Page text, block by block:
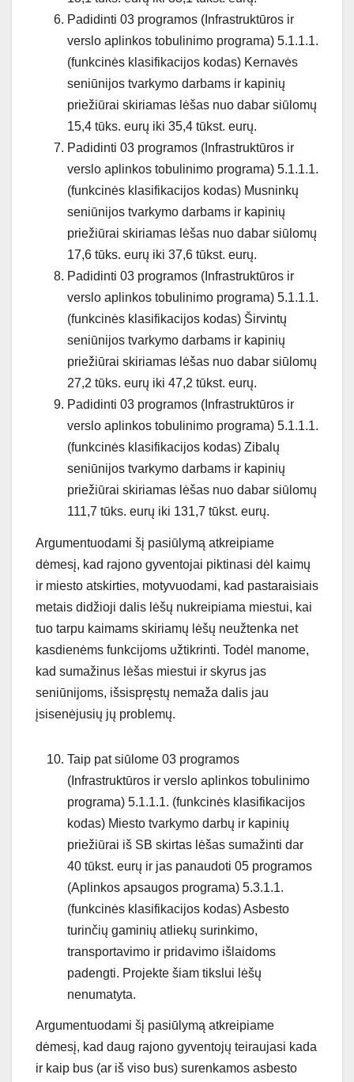
Padidinti 03 programos (Infrastruktūros ir
verslo aplinkos tobulinimo programa) 5.1.1.1.
(funkcinės klasifikacijos kodas) Kernavės
seniūnijos tvarkymo darbams ir kapinių
priežiūrai skiriamas lėšas nuo dabar siūlomų
15,4 tūks. eurų iki 35,4 tūkst. eurų.
Padidinti 03 programos (Infrastruktūros ir
verslo aplinkos tobulinimo programa) 5.1.1.1.
(funkcinės klasifikacijos kodas) Musninkų
seniūnijos tvarkymo darbams ir kapinių
priežiūrai skiriamas lėšas nuo dabar siūlomų
17,6 tūks. eurų iki 37,6 tūkst. eurų.
Padidinti 03 programos (Infrastruktūros ir
verslo aplinkos tobulinimo programa) 5.1.1.1.
(funkcinės klasifikacijos kodas) Širvintų
seniūnijos tvarkymo darbams ir kapinių
priežiūrai skiriamas lėšas nuo dabar siūlomų
27,2 tūks. eurų iki 47,2 tūkst. eurų.
Padidinti 03 programos (Infrastruktūros ir
verslo aplinkos tobulinimo programa) 5.1.1.1.
(funkcinės klasifikacijos kodas) Zibalų
seniūnijos tvarkymo darbams ir kapinių
priežiūrai skiriamas lėšas nuo dabar siūlomų
111,7 tūks. eurų iki 131,7 tūkst. eurų.
Argumentuodami šį pasiūlymą atkreipiame
dėmesį, kad rajono gyventojai piktinasi dėl kaimų
ir miesto atskirties, motyvuodami, kad pastaraisiais
metais didžioji dalis lėšų nukreipiama miestui, kai
tuo tarpu kaimams skiriamų lėšų neužtenka net
kasdienėms funkcijoms užtikrinti. Todėl manome,
kad sumažinus lėšas miestui ir skyrus jas
seniūnijoms, išsispręstų nemaža dalis jau
įsisenėjusių jų problemų.
Taip pat siūlome 03 programos
(Infrastruktūros ir verslo aplinkos tobulinimo
programa) 5.1.1.1. (funkcinės klasifikacijos
kodas) Miesto tvarkymo darbų ir kapinių
priežiūrai iš SB skirtas lėšas sumažinti dar
40 tūkst. eurų ir jas panaudoti 05 programos
(Aplinkos apsaugos programa) 5.3.1.1.
(funkcinės klasifikacijos kodas) Asbesto
turinčių gaminių atliekų surinkimo,
transportavimo ir pridavimo išlaidoms
padengti. Projekte šiam tikslui lėšų
nenumatyta.
Argumentuodami šį pasiūlymą atkreipiame
dėmesį, kad daug rajono gyventojų teiraujasi kada
ir kaip bus (ar iš viso bus) surenkamos asbesto